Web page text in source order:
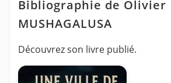
Bibliographie de Olivier
MUSHAGALUSA
Découvrez son livre publié.